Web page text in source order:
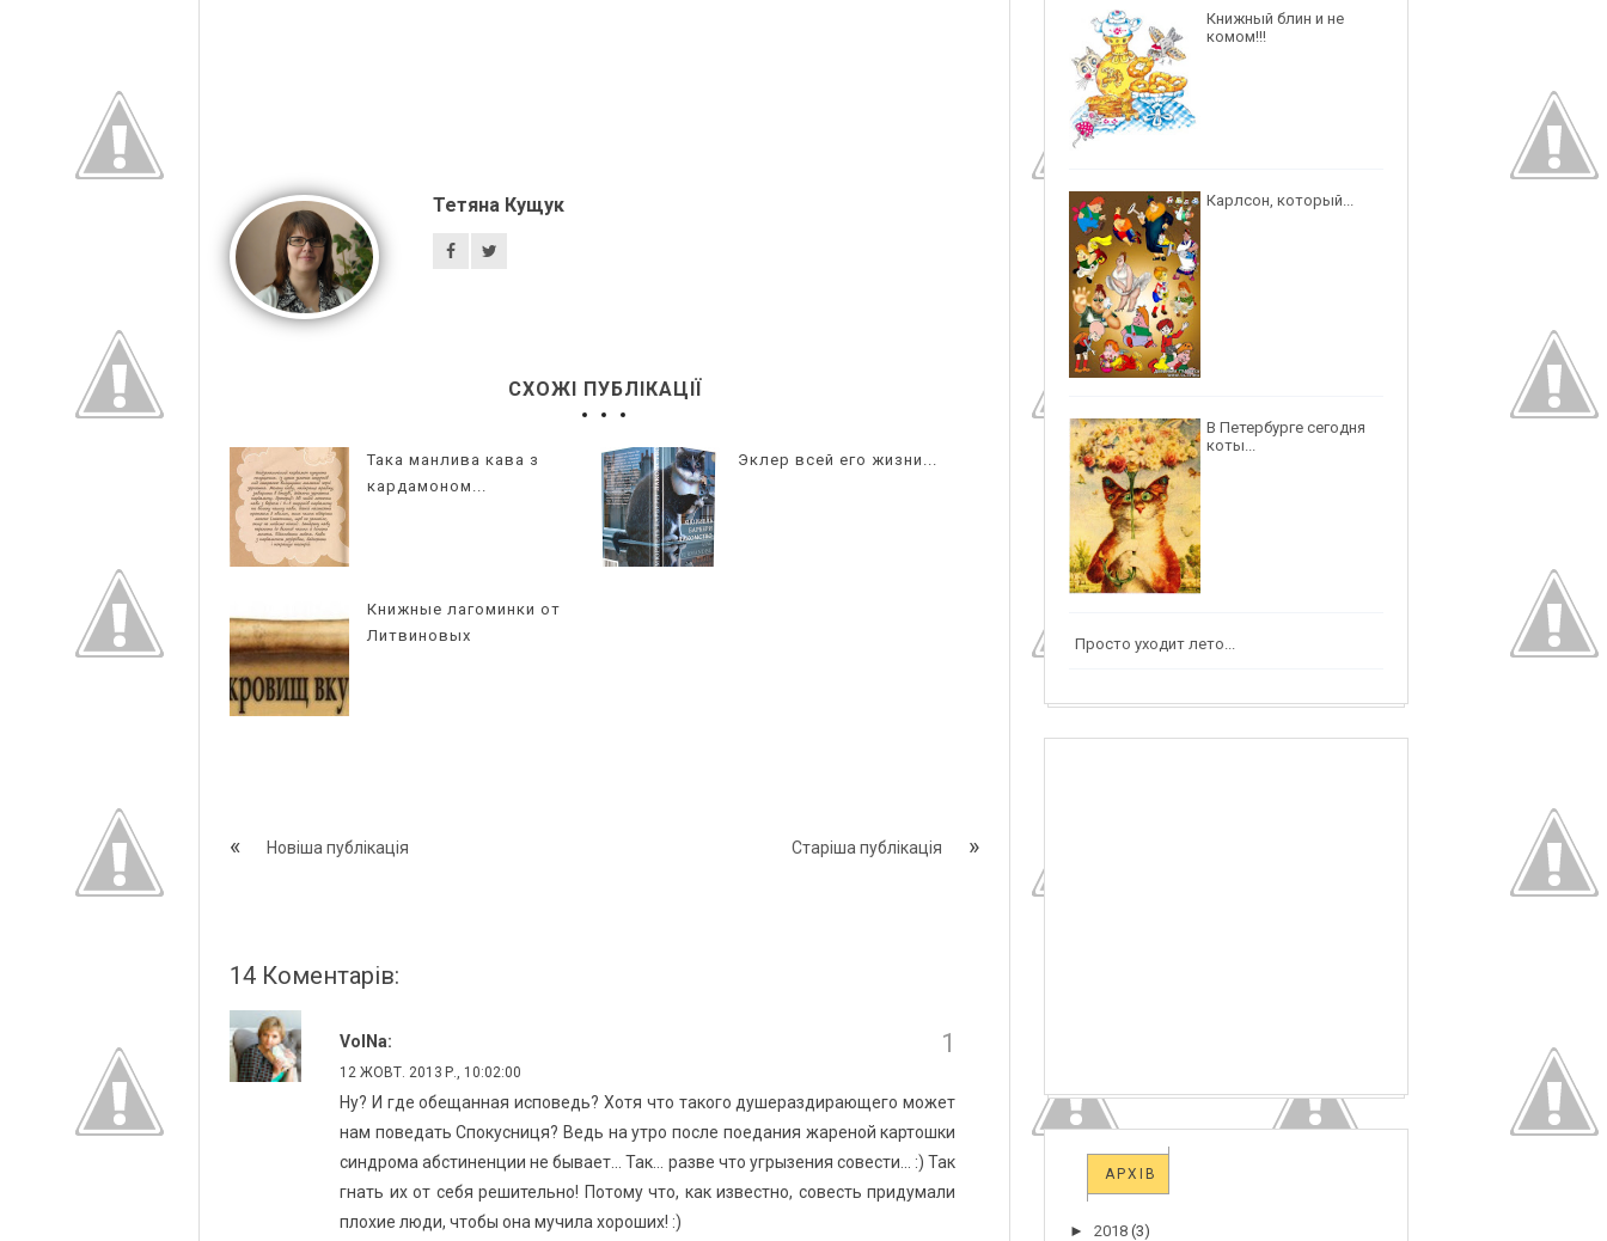
Тетяна Кущук
СХОЖІ ПУБЛІКАЦІЇ
Така манлива кава з
кардамоном...
Эклер всей его жизни...
Книжные лагоминки от
Литвиновых
Новіша публікація Старіша публікація
14 Коментарів:
VolNa:
12 ЖОВТ. 2013 Р., 10:02:00
Ну? И где обещанная исповедь? Хотя что такого душераздирающего может
нам поведать Спокусниця? Ведь на утро после поедания жареной картошки
синдрома абстиненции не бывает... Так... разве что угрызения совести... :) Так
гнать их от себя решительно! Потому что, как известно, совесть придумали
плохие люди, чтобы она мучила хороших! :)
Книжный блин и не
комом!!!
Карлсон, который...
В Петербурге сегодня
коты...
Просто уходит лето...
АРХІВ
►2018 (3)